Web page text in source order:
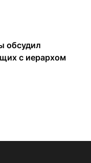
обсудил
с иерархом